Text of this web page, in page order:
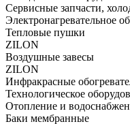
Сервисные запчасти,
Электронагревательное
Тепловые пушки
ZILON
Воздушные завесы
ZILON
Инфракрасные
Технологическое
Отопление и
Баки мембранные